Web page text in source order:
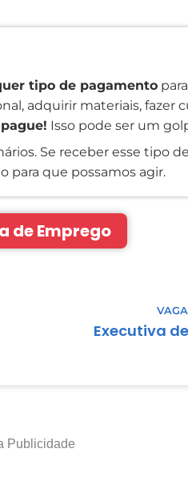
tipo de pagamento
adquirir materiais, fazer
Isso pode ser um
Se receber esse tipo
para que possamos agir.
de Emprego
Executiva
Publicidade